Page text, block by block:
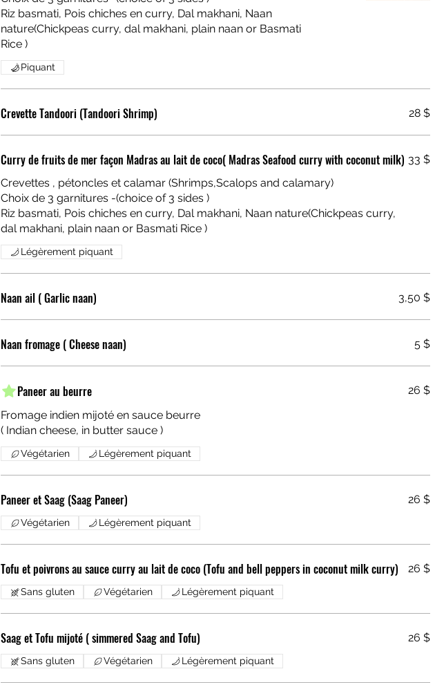
Riz basmati, Pois chiches en curry, Dal makhani, Naan
nature(Chickpeas curry, dal makhani, plain naan or Basmati
Piquant
Crevette Tandoori (Tandoori Shrimp) 28 $
Curry de fruits de mer façon Madras au lait de coco( Madras Seafood curry with coconut milk)
Crevettes , pétoncles et calamar (Shrimps,Scalops and calamary)
Choix de 3 garnitures -(choice of 3 sides )
Riz basmati, Pois chiches en curry, Dal makhani, Naan nature(Chickpeas curry,
33 $
Légèrement piquant
Naan ail ( Garlic naan) 3,50 $
Naan fromage ( Cheese naan) 5 $
Paneer au beurre
Fromage indien mijoté en sauce beurre
( Indian cheese, in butter sauce )
26 $
Végétarien Légèrement piquant
Paneer et Saag (Saag Paneer) 26 $
Végétarien Légèrement piquant
Tofu et poivrons au sauce curry au lait de coco (Tofu and bell peppers in coconut milk curry) 26 $
Sans gluten Végétarien Légèrement piquant
Saag et Tofu mijoté ( simmered Saag and Tofu) 26 $
Sans gluten Végétarien Légèrement piquant